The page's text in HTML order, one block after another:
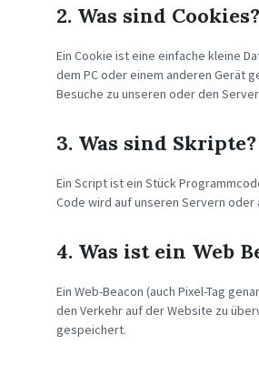
2. Was sind Cookies?
Ein Cookie ist eine einfache kleine
dem PC oder einem anderen Gerät
Besuche zu unseren oder den
3. Was sind Skripte?
Ein Script ist ein Stück
Code wird auf unseren Servern
4. Was ist ein Web
Ein Web-Beacon (auch Pixel-Tag
den Verkehr auf der Website zu
gespeichert.